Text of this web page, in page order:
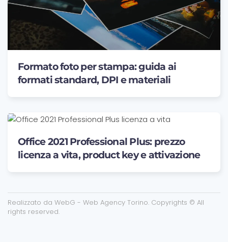
Formato foto per stampa: guida ai
formati standard, DPI e materiali
Office 2021 Professional Plus: prezzo
licenza a vita, product key e attivazione
Realizzato da WebG - Web Agency Torino. Copyrights © All
rights reserved.